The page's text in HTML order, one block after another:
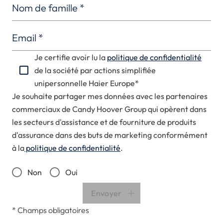
Nom de famille *
Email *
Je certifie avoir lu la politique de confidentialité
de la société par actions simplifiée
unipersonnelle Haier Europe*
Je souhaite partager mes données avec les partenaires
commerciaux de Candy Hoover Group qui opèrent dans
les secteurs d'assistance et de fourniture de produits
d'assurance dans des buts de marketing conformément
à la politique de confidentialité.
Non Oui
Envoyer
* Champs obligatoires